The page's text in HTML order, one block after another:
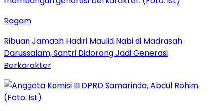
Ragam
Ribuan Jamaah Hadiri Maulid Nabi di Madrasah
Darussalam, Santri Didorong Jadi Generasi
Berkarakter